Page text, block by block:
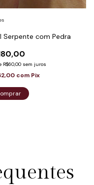
Serpente com Pedra
R$60,00 sem juros
com Pix